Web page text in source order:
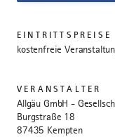
EINTRITTSPREISE
kostenfreie
VERANSTALTER
Allgäu GmbH -
Burgstraße 18
87435 Kempten